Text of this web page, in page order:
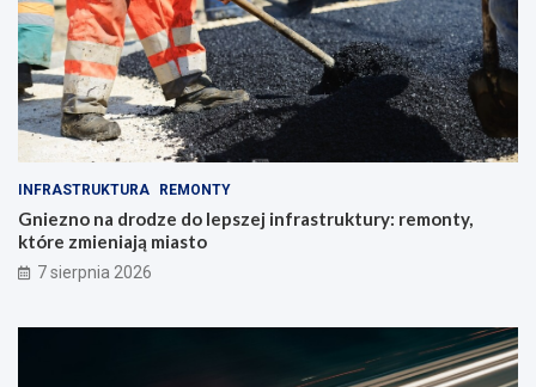
INFRASTRUKTURA REMONTY
Gniezno na drodze do lepszej infrastruktury: remonty,
które zmieniają miasto
7 sierpnia 2026